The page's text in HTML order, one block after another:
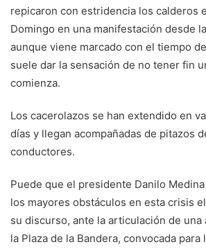
repicaron con estridencia los calderos
Domingo en una manifestación desde
aunque viene marcado con el tiempo
suele dar la sensación de no tener fin
comienza.
Los cacerolazos se han extendido en
días y llegan acompañadas de pitazos
conductores.
Puede que el presidente Danilo
los mayores obstáculos en esta crisis
su discurso, ante la articulación de una
la Plaza de la Bandera, convocada para